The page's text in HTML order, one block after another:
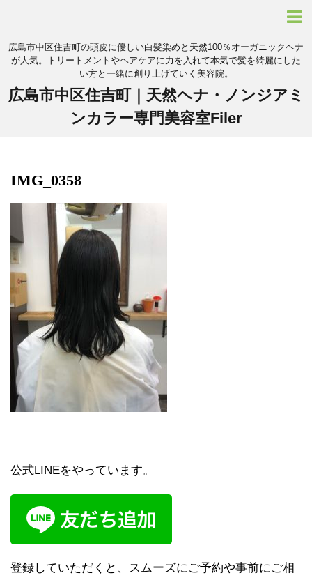
広島市中区住吉町の頭皮に優しい白髪染めと天然100％オーガニックヘナ
が人気。トリートメントやヘアケアに力を入れて本気で髪を綺麗にした
い方と一緒に創り上げていく美容院。
広島市中区住吉町｜天然ヘナ・ノンジアミ
ンカラー専門美容室Filer
IMG_0358
公式LINEをやっています。
登録していただくと、スムーズにご予約や事前にご相